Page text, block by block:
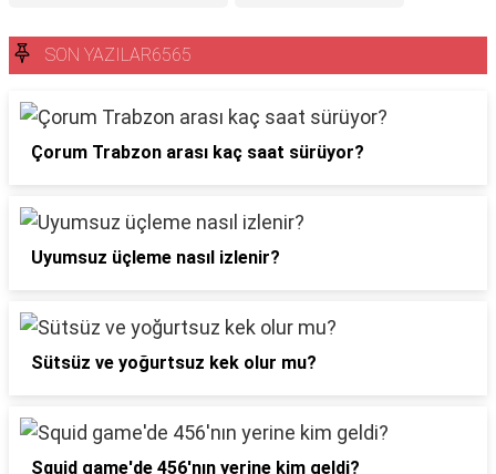
SON YAZILAR6565
Çorum Trabzon arası kaç saat sürüyor?
Uyumsuz üçleme nasıl izlenir?
Sütsüz ve yoğurtsuz kek olur mu?
Squid game'de 456'nın yerine kim geldi?